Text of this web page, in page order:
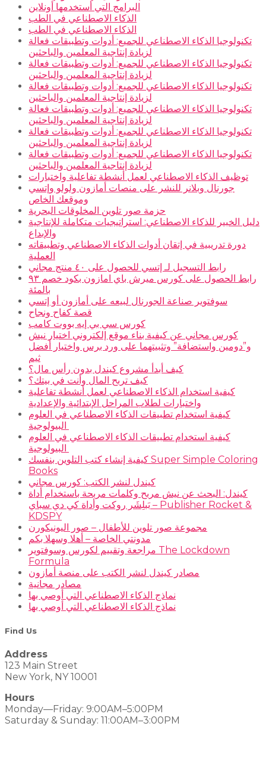
البرامج التي أستخدمها أونلاين
الذكاء الاصطناعي في الطب
الذكاء الاصطناعي في الطب
تكنولوجيا الذكاء الاصطناعي للجميع: أدوات وتطبيقات فعالة
لزيادة إنتاجية المعلمين والباحثين
تكنولوجيا الذكاء الاصطناعي للجميع: أدوات وتطبيقات فعالة
لزيادة إنتاجية المعلمين والباحثين
تكنولوجيا الذكاء الاصطناعي للجميع: أدوات وتطبيقات فعالة
لزيادة إنتاجية المعلمين والباحثين
تكنولوجيا الذكاء الاصطناعي للجميع: أدوات وتطبيقات فعالة
لزيادة إنتاجية المعلمين والباحثين
تكنولوجيا الذكاء الاصطناعي للجميع: أدوات وتطبيقات فعالة
لزيادة إنتاجية المعلمين والباحثين
تكنولوجيا الذكاء الاصطناعي للجميع: أدوات وتطبيقات فعالة
لزيادة إنتاجية المعلمين والباحثين
توظيف الذكاء الاصطناعي لعمل أنشطة تفاعلية واختبارات
جورنال وبلانر للنشر على منصات أمازون ولولو وإتسي
وموقعك الخاص
حزمة صور تلوين المخلوقات البحرية
دليل الخبير للذكاء الاصطناعي: استراتيجيات متكاملة للإنتاجية
والإبداع
دورة تدريبية في إتقان أدوات الذكاء الاصطناعي وتطبيقاته
العملية
رابط التسجيل لـ إتسي للحصول على ٤٠ منتج مجاني
رابط الحصول على كورس ميرش باي امازون بكود خصم ٩٣
بالمئة
سوفتوير صناعة الجورنال لبيعه على أمازون أو إتسي
قصة كفاح ونجاح
كورس سي بي إيه بووت كامب
كورس مجاني عن كيفية بناء موقع إلكتروني اختيار نيش
و”دومين واستضافة” وتثبيتهما على ورد برس واختيار أفضل
ثيم
كيف أبدأ مشروع كيندل بدون رأس مال؟
كيف تربح المال وأنت في بيتك؟
كيفية استخدام الذكاء الاصطناعي لعمل أنشطة تفاعلية
واختبارات لطلاب المراحل الإبتدائية والإعدادية
كيفية استخدام تطبيقات الذكاء الاصطناعي في العلوم
كيفية استخدام تطبيقات الذكاء الاصطناعي في العلوم
كيفية إنشاء كتب التلوين بنفسك Super Simple Coloring
Books
كيندل لنشر الكتب: كورس مجاني
كيندل: البحث عن نيش مربح وكلمات مربحة باستخدام أداة
بَبلِشَر روكت وأداة كي دي سباي – Publisher Rocket &
KDSPY
مجموعة صور تلوين للأطفال – صور اليونيكورن
مدونتي الخاصة – أهلا وسهلا بكم
مراجعة وتقييم لكورس وسوفتوير The Lockdown
Formula
مصادر كيندل لنشر الكتب على منصة أمازون
مصادر مجانية
نماذج الذكاء الاصطناعي التي أوصي بها
نماذج الذكاء الاصطناعي التي أوصي بها
Find Us
Address
123 Main Street
New York, NY 10001
Hours
Monday—Friday: 9:00AM–5:00PM
Saturday & Sunday: 11:00AM–3:00PM